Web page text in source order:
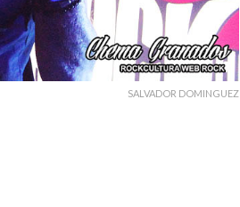
SALVADOR DOMINGUEZ